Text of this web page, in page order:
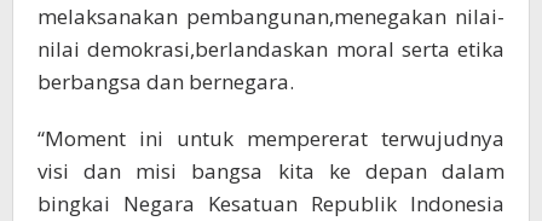
melaksanakan pembangunan,menegakan nilai-
nilai demokrasi,berlandaskan moral serta etika
berbangsa dan bernegara.
“Moment ini untuk mempererat terwujudnya
visi dan misi bangsa kita ke depan dalam
bingkai Negara Kesatuan Republik Indonesia